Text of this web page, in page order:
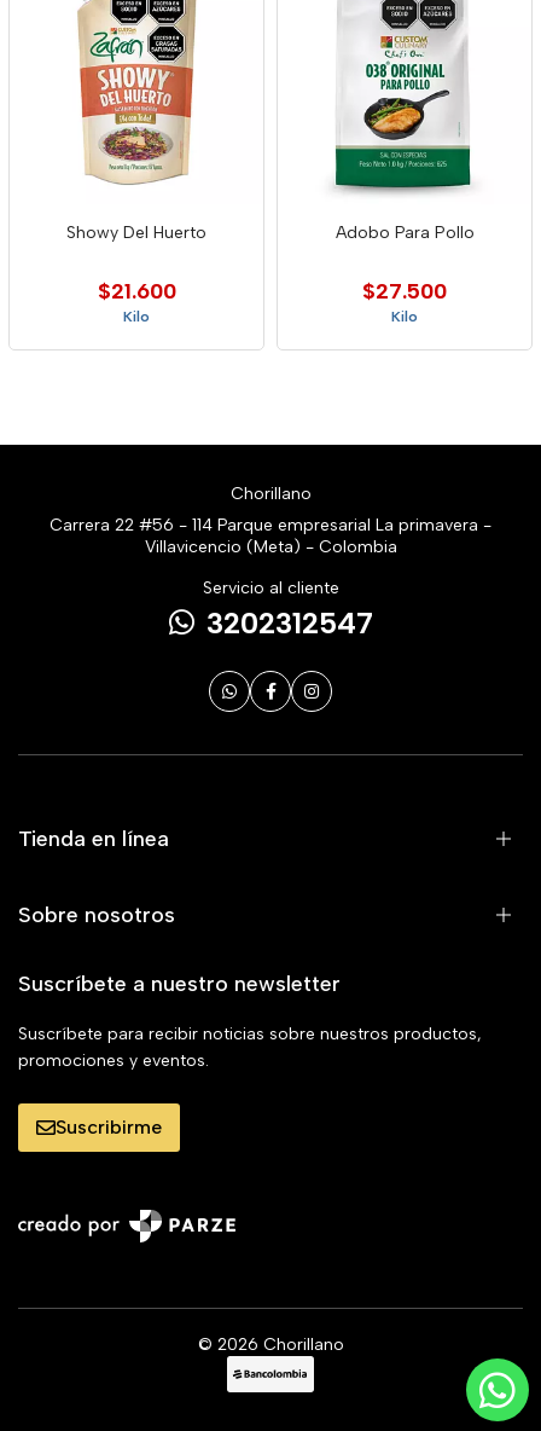
Showy Del Huerto
$21.600
Kilo
Adobo Para Pollo
$27.500
Kilo
Chorillano
Carrera 22 #56 - 114 Parque empresarial La primavera -
Villavicencio (Meta) - Colombia
Servicio al cliente
3202312547
Tienda en línea
Sobre nosotros
Suscríbete a nuestro newsletter
Suscríbete para recibir noticias sobre nuestros productos,
promociones y eventos.
Suscribirme
© 2026 Chorillano